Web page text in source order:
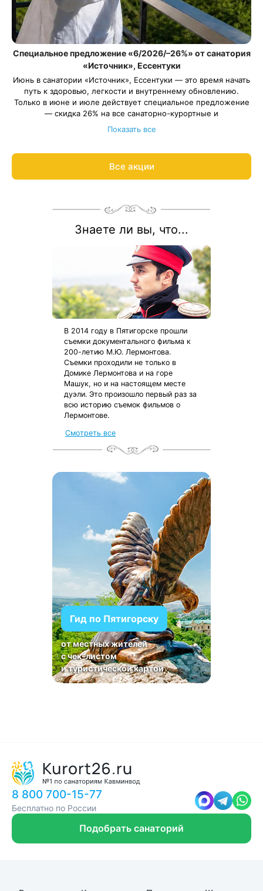
Специальное предложение «6/2026/–26%» от санатория
«Источник», Ессентуки
Июнь в санатории «Источник», Ессентуки — это время начать
путь к здоровью, легкости и внутреннему обновлению.
Только в июне и июле действует специальное предложение
— скидка 26% на все санаторно-курортные и
оздоровительные программы (кроме программы «Отдых –
Лайт»).
стоимость путевки для взрослого. Ребенок отдыхает
бесплатно!
Рассчитаем цену со скидкой и забронируем отдых по
Показать все
Все акции
Знаете ли вы, что...
В 2014 году в Пятигорске прошли
съемки документального фильма к
200-летию М.Ю. Лермонтова.
Съемки проходили не только в
Домике Лермонтова и на горе
Машук, но и на настоящем месте
дуэли. Это произошло первый раз за
всю историю съемок фильмов о
Лермонтове.
Смотреть все
Гид по Пятигорску
от местных жителей
с чек-листом
и туристической картой
8 800 700-15-77
Бесплатно по России
Подобрать санаторий